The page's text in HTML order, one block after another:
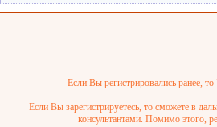
Если Вы регистрировались ранее,
Если Вы зарегистрируетесь, то сможете в
консультантами. Помимо этого,